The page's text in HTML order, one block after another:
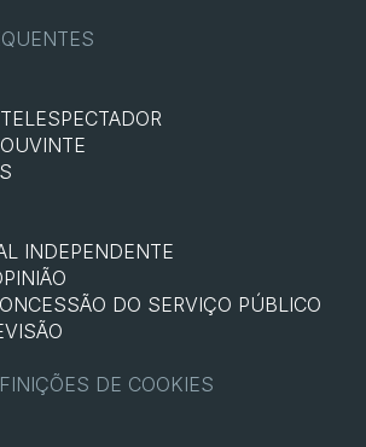
INDEPENDENTE
DO SERVIÇO PÚBLICO
DE COOKIES